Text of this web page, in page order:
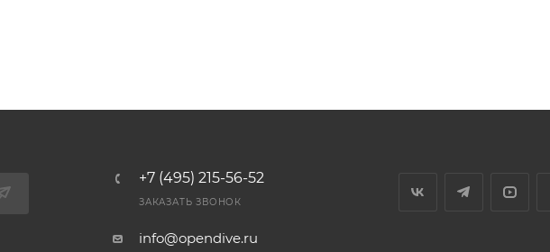
+7 (495) 215-56-52
ЗАКАЗАТЬ ЗВОНОК
info@opendive.ru